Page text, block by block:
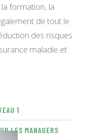
formation, la
de tout le
des risques
maladie et
1
LES MANAGERS